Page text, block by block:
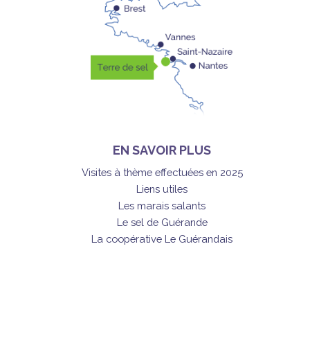
EN SAVOIR PLUS
Visites à thème effectuées en 2025
Liens utiles
Les marais salants
Le sel de Guérande
La coopérative Le Guérandais